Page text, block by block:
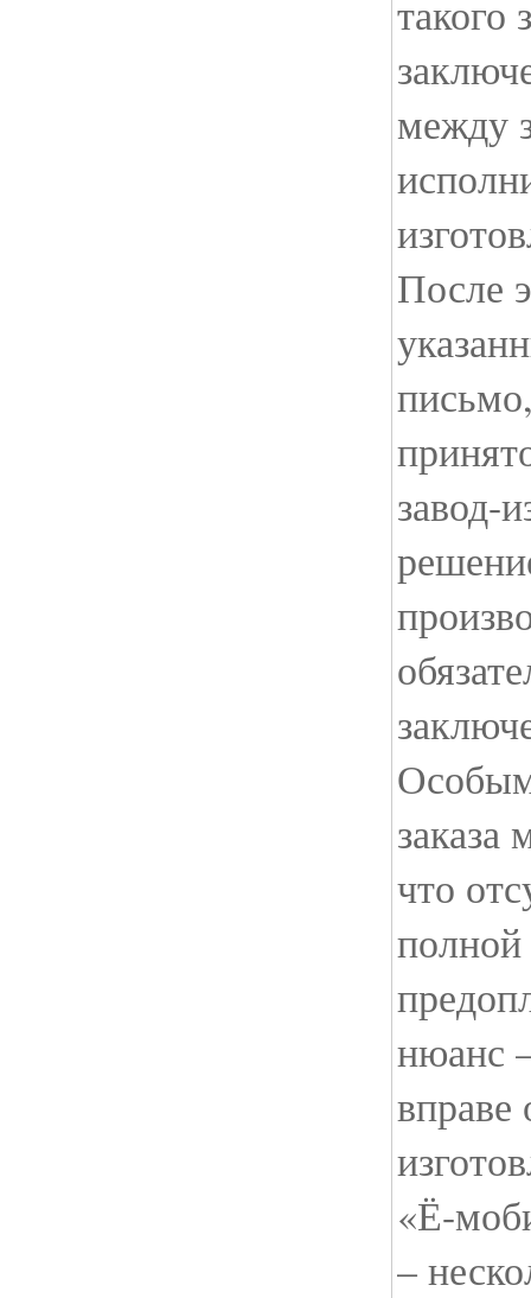
такого
между
После
завод-
заказа
что
нюанс
вправе
«Ё-
–